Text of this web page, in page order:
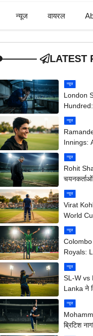
न्यूज वायरल
LATEST
न्यूज
London
Hundred:
न्यूज
Innings:
ख़ास बधाई
न्यूज
Rohit
न्यूज
Virat
World
न्यूज
Royals:
कौन मारेगा
न्यूज
SL-W vs
Lanka ने
न्यूज
ब्रिटिश